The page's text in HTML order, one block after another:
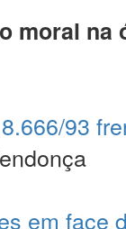
moral
93
em face